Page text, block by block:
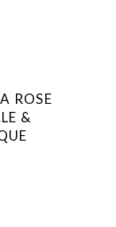
ROSE
&